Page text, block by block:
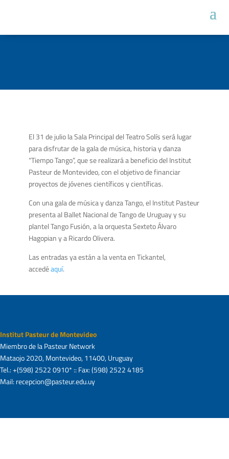
El 31 de julio la Sala Principal del Teatro Solís será lugar
para disfrutar de la gala de música, historia y danza
“Tiempo Tango”, que se realizará a beneficio del Institut
Pasteur de Montevideo, con el objetivo de financiar
proyectos de jóvenes científicos y científicas.
Con una gala de música y danza Tango, el Institut Pasteur
presenta al Ballet Nacional de Tango de Uruguay y su
plantel Tango Fusión, a la orquesta Sexteto Álvaro
Hagopian y a Ricardo Olivera.
Las entradas ya están a la venta en Tickantel,
accedéaquí.
Institut Pasteur de Montevideo
Miembro de la Pasteur Network
Mataojo 2020, Montevideo, 11400, Uruguay
Tel.: +(598) 2522 0910* :: Fax: (598) 2522 4185
Mail: recepcion@pasteur.edu.uy